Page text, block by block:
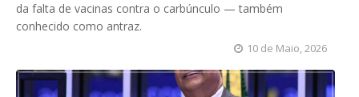
da falta de vacinas contra o carbúnculo — também
conhecido como antraz.
10 de Maio, 2026